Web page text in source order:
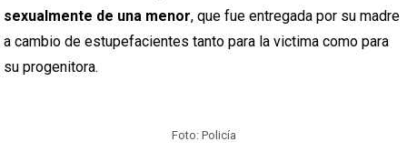
sexualmente de una menor, que fue entregada por su madre
a cambio de estupefacientes tanto para la victima como para
su progenitora.
Foto: Policía